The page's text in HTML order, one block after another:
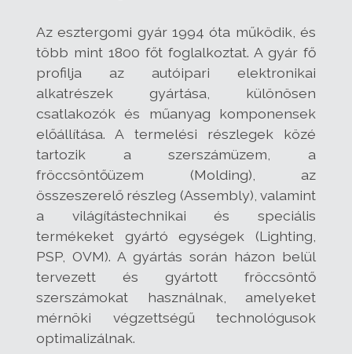
Az esztergomi gyár 1994 óta működik, és
több mint 1800 főt foglalkoztat. A gyár fő
profilja az autóipari elektronikai
alkatrészek gyártása, különösen
csatlakozók és műanyag komponensek
előállítása. A termelési részlegek közé
tartozik a szerszámüzem, a
fröccsöntőüzem (Molding), az
összeszerelő részleg (Assembly), valamint
a világítástechnikai és speciális
termékeket gyártó egységek (Lighting,
PSP, OVM). A gyártás során házon belül
tervezett és gyártott fröccsöntő
szerszámokat használnak, amelyeket
mérnöki végzettségű technológusok
optimalizálnak.